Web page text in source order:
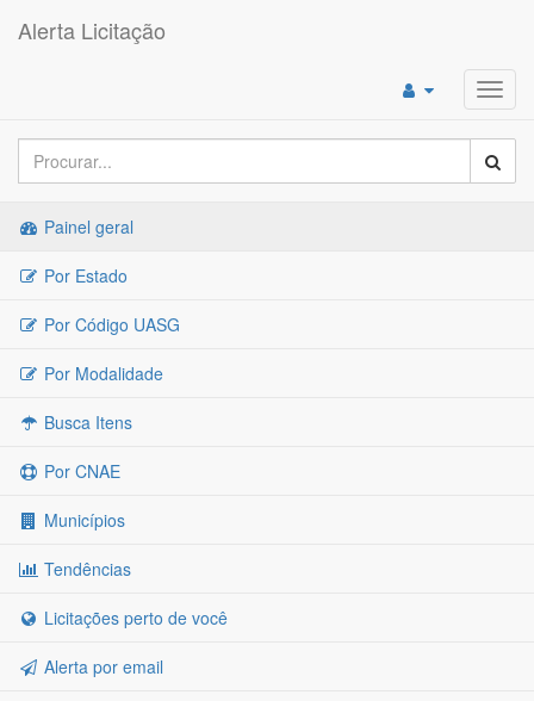
Alerta Licitação
Painel geral
Por Estado
Por Código UASG
Por Modalidade
Busca Itens
Por CNAE
Municípios
Tendências
Licitações perto de você
Alerta por email